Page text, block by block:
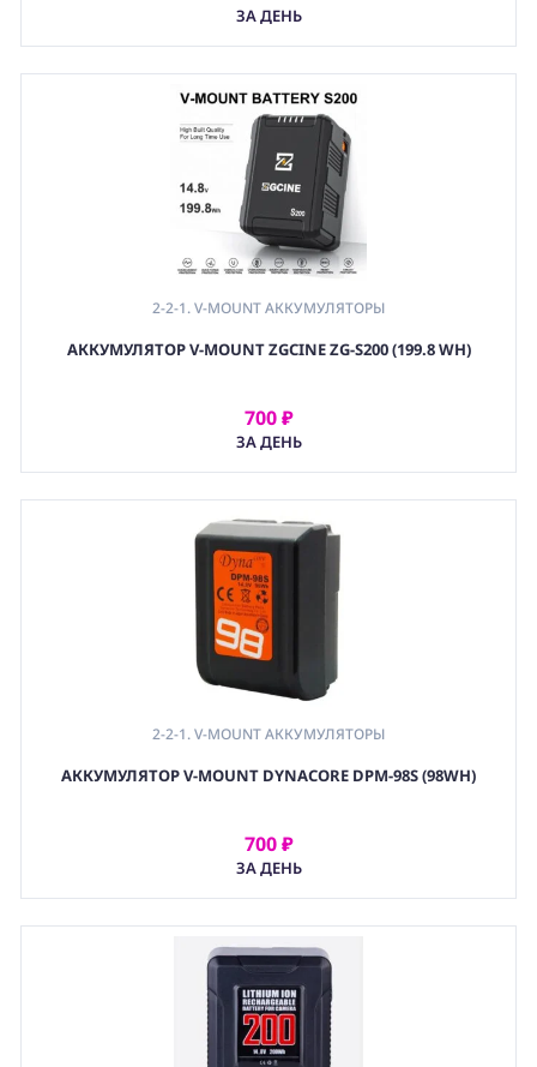
ЗА ДЕНЬ
2-2-1. V-MOUNT АККУМУЛЯТОРЫ
АККУМУЛЯТОР V-MOUNT ZGCINE ZG-S200 (199.8 WH)
700 ₽
ЗА ДЕНЬ
АРЕНДОВАТЬ
2-2-1. V-MOUNT АККУМУЛЯТОРЫ
АККУМУЛЯТОР V-MOUNT DYNACORE DPM-98S (98WH)
700 ₽
ЗА ДЕНЬ
АРЕНДОВАТЬ